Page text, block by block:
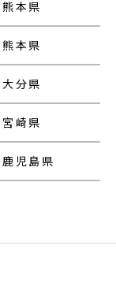
熊本県
熊本県
大分県
宮崎県
鹿児島県